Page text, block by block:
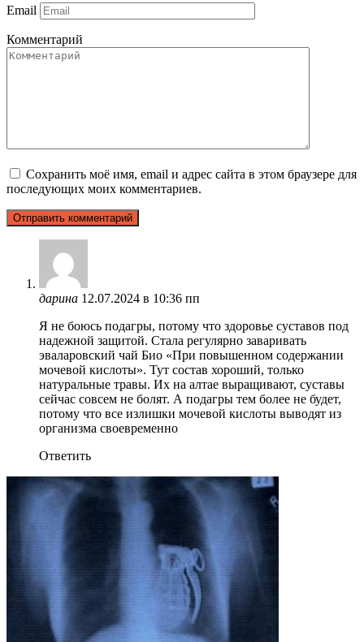
Email
Комментарий
Сохранить моё имя, email и адрес сайта в этом браузере для
последующих моих комментариев.
дарина 12.07.2024 в 10:36 пп
Я не боюсь подагры, потому что здоровье суставов под
надежной защитой. Стала регулярно заваривать
эваларовский чай Био «При повышенном содержании
мочевой кислоты». Тут состав хороший, только
натуральные травы. Их на алтае выращивают, суставы
сейчас совсем не болят. А подагры тем более не будет,
потому что все излишки мочевой кислоты выводят из
организма своевременно
Ответить